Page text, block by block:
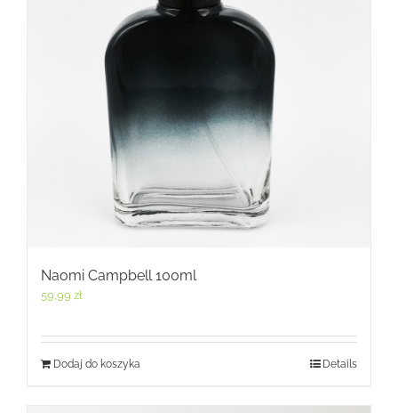
Naomi Campbell 100ml
59,99 zł
Dodaj do koszyka Details